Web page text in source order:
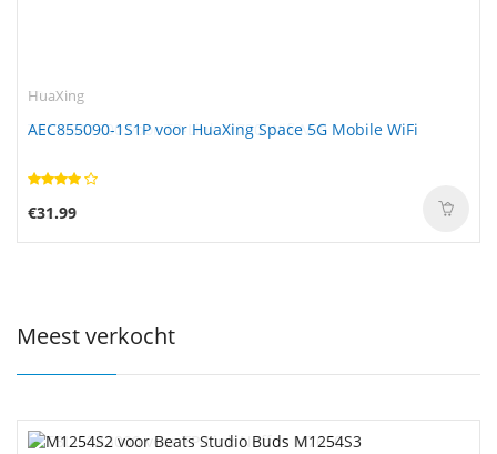
HuaXing
AEC855090-1S1P voor HuaXing Space 5G Mobile WiFi
€31.99
Meest verkocht